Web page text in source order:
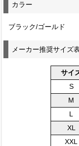
カラー
ブラック/ゴールド
メーカー推奨サイズ
サイ
S
M
L
XL
XXL